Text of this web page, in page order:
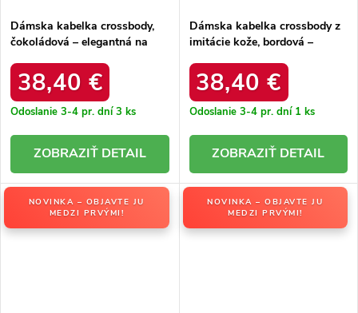
Dámska kabelka crossbody,
čokoládová – elegantná na
CHOCOLAT
38,40 €
Odoslanie 3-4 pr. dní3 ks
DETAIL
Dámska kabelka crossbody z
imitácie kože, bordová –
/ F9963 BORDEAUX
38,40 €
Odoslanie 3-4 pr. dní 1 ks
DETAIL
NOVINKA – OBJAVTE JU
MEDZI PRVÝMI!
NOVINKA – OBJAVTE JU
MEDZI PRVÝMI!